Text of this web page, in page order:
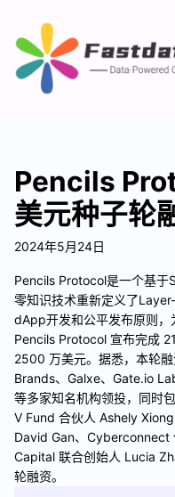
Pencils
美元种子轮
2024年5月24日
Pencils Protocol是一个基于
零知识技术重新定义了
dApp开发和公平发布原则，
Pencils Protocol 宣布完成
2500 万美元。据悉，本轮
Brands、Galxe、Gate.io
等多家知名机构领投，同时
V Fund 合伙人 Ashely
David Gan、Cyberconnect
Capital 联合创始人 Lucia
轮融资。